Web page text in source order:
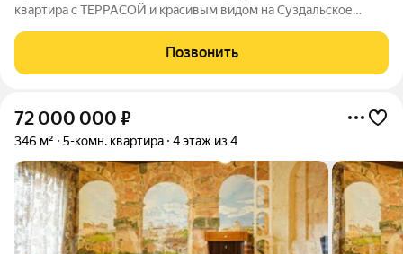
квартира с ТЕРРАСОЙ и красивым видом на Суздальское
потолков 3 метра. КВАРТИРА 362,2 кв.м СОСТОИТ ИЗ: 1 ЭТАЖ:
- Очень светлая кухня-гостиная 57,9
Позвонить
72 000 000 ₽
346 м² 5-комн. квартира 4 этаж из 4